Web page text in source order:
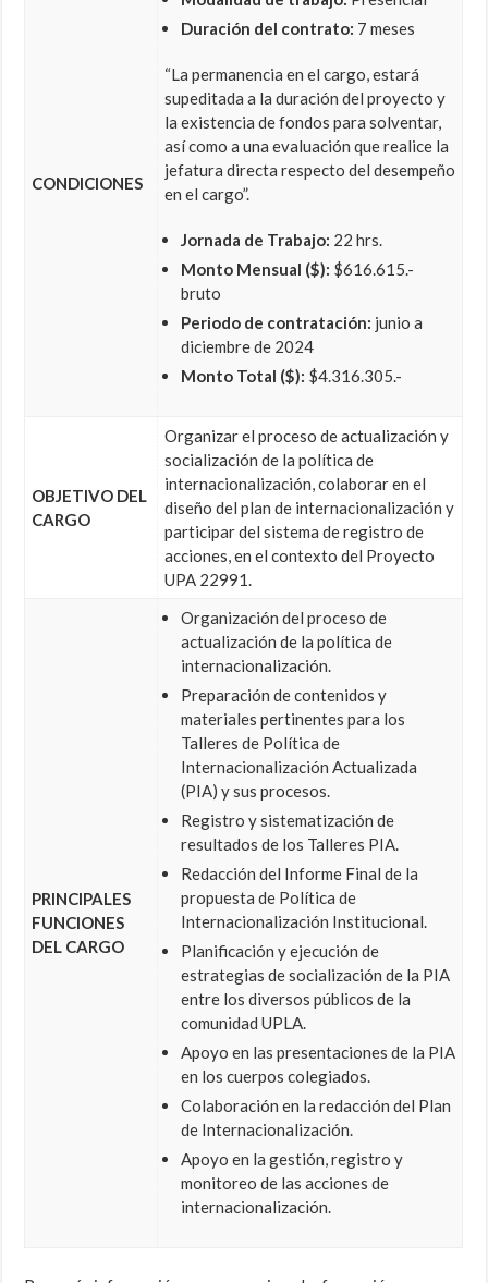
CONDICIONES
Duración del contrato: 7 meses
“La permanencia en el cargo, estará
supeditada a la duración del proyecto y
la existencia de fondos para solventar,
así como a una evaluación que realice la
jefatura directa respecto del desempeño
en el cargo”.
Jornada de Trabajo: 22 hrs.
Monto Mensual ($): $616.615.-
bruto
Periodo de contratación: junio a
diciembre de 2024
Monto Total ($): $4.316.305.-
OBJETIVO DEL
CARGO
Organizar el proceso de actualización y
socialización de la política de
internacionalización, colaborar en el
diseño del plan de internacionalización y
participar del sistema de registro de
acciones, en el contexto del Proyecto
UPA 22991.
PRINCIPALES
FUNCIONES
DEL CARGO
Organización del proceso de
actualización de la política de
internacionalización.
Preparación de contenidos y
materiales pertinentes para los
Talleres de Política de
Internacionalización Actualizada
(PIA) y sus procesos.
Registro y sistematización de
resultados de los Talleres PIA.
Redacción del Informe Final de la
propuesta de Política de
Internacionalización Institucional.
Planificación y ejecución de
estrategias de socialización de la PIA
entre los diversos públicos de la
comunidad UPLA.
Apoyo en las presentaciones de la PIA
en los cuerpos colegiados.
Colaboración en la redacción del Plan
de Internacionalización.
Apoyo en la gestión, registro y
monitoreo de las acciones de
internacionalización.